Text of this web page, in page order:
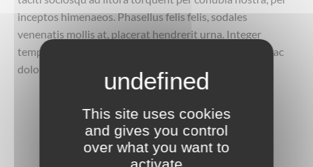
inceptos himenaeos. Phasellus felis felis, sodales
venenatis mollis at, placerat hendrerit urna. Integer
tempor porta lorem non mollis. Suspendisse convallis ac
dolor a blandit.
Bouton #1
Bouton #2
This site uses cookies
and gives you control
over what you want to
activate